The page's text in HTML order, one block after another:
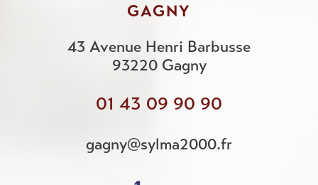
GAGNY
43 Avenue Henri Barbusse
93220 Gagny
01 43 09 90 90
gagny@sylma2000.fr